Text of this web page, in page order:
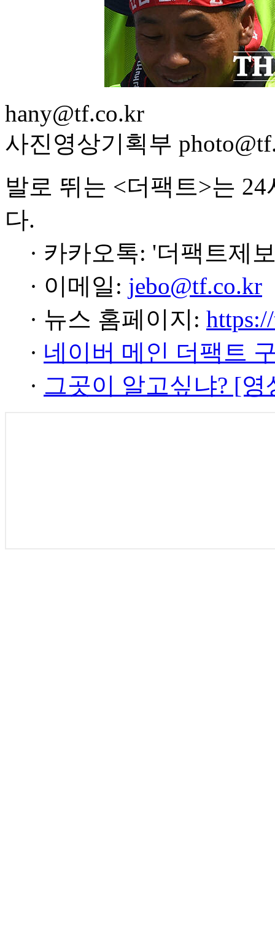
hany@tf.co.kr
사진영상기획부
발로 뛰는 <더팩트>는
다.
· 카카오톡: '더팩트제
· 이메일: jebo@tf.co.kr
· 뉴스 홈페이지:
· 네이버 메인 더팩트
· 그곳이 알고싶냐? [